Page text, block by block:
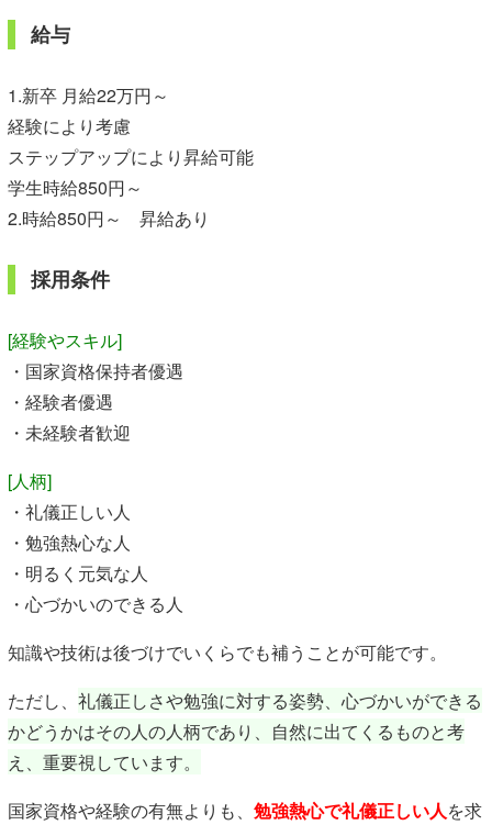
給与
1.新卒 月給22万円～
経験により考慮
ステップアップにより昇給可能
学生時給850円～
2.時給850円～ 昇給あり
採用条件
[経験やスキル]
・国家資格保持者優遇
・経験者優遇
・未経験者歓迎
[人柄]
・礼儀正しい人
・勉強熱心な人
・明るく元気な人
・心づかいのできる人
知識や技術は後づけでいくらでも補うことが可能です。
ただし、 礼儀正しさや勉強に対する姿勢、心づかいができる
かどうかはその人の人柄であり、自然に出てくるものと考
え、重要視しています。
国家資格や経験の有無よりも、 勉強熱心で礼儀正しい人を求